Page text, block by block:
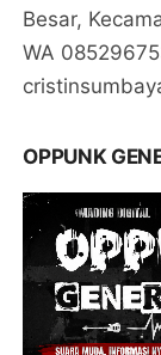
Besar,
WA
OPPUNK